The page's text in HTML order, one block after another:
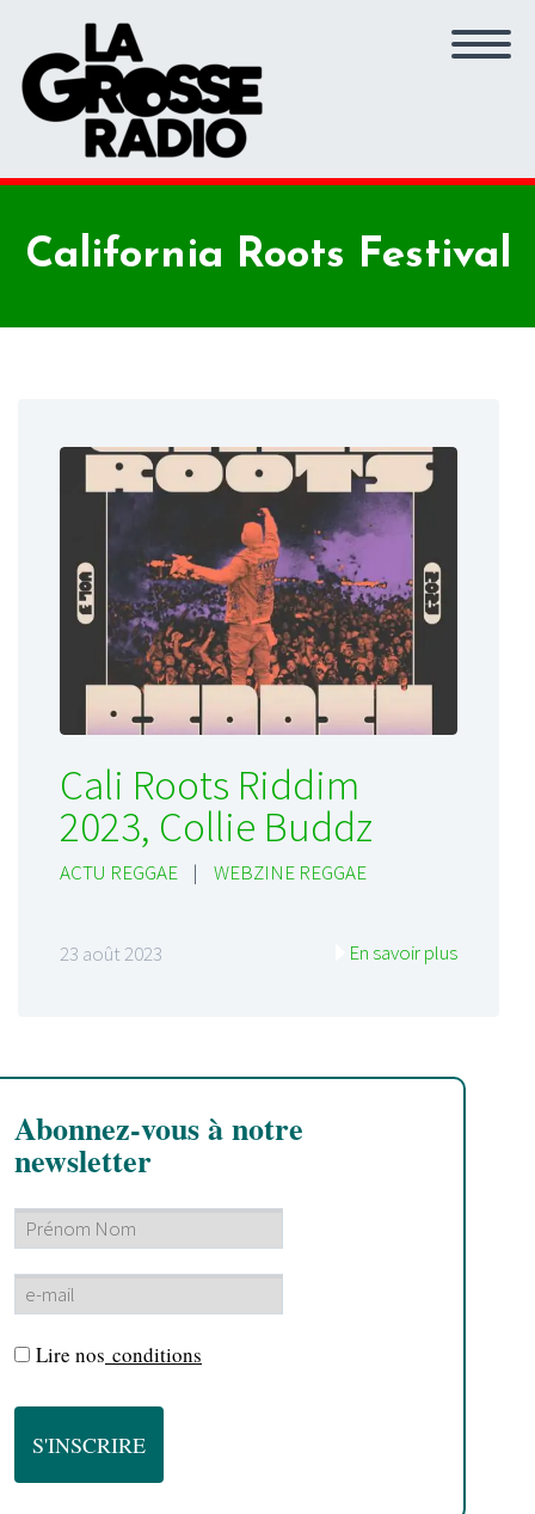
California Roots Festival
Cali Roots Riddim
2023, Collie Buddz
ACTU REGGAE | WEBZINE REGGAE
23 août 2023 En savoir plus
Abonnez-vous à notre
newsletter
Lire nos conditions